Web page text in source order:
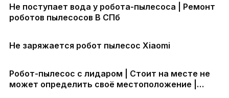
Не поступает вода у робота-пылесоса | Ремонт
роботов пылесосов В СПб
Не заряжается робот пылесос Xiaomi
Робот-пылесос с лидаром | Стоит на месте не
может определить своё местоположение |